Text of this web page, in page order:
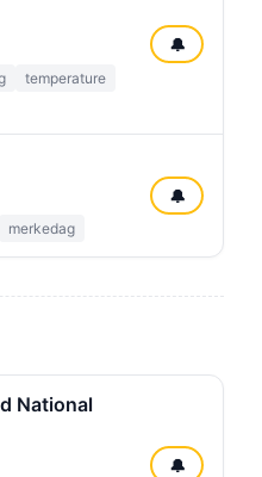
temperature
🔔
merkedag
🔔
National
🔔